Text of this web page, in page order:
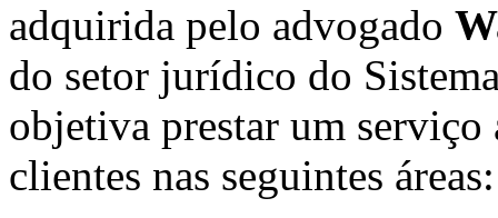
adquirida pelo advogado
do setor jurídico do
objetiva prestar um
clientes nas seguintes áreas: